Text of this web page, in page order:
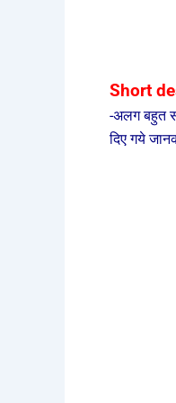
Short
-अलग बहुत
दिए गये